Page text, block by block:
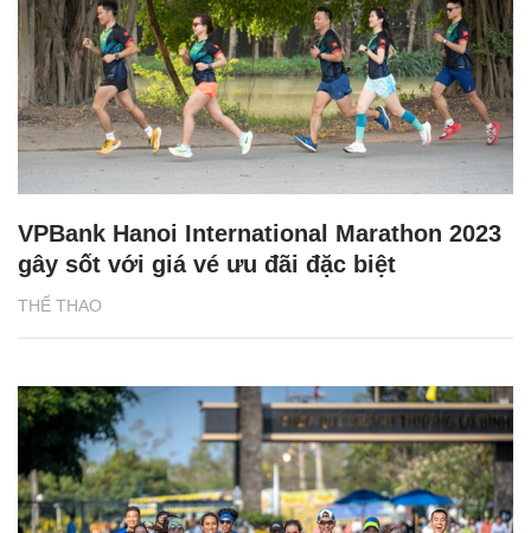
THỂ THAO
VPBank Hanoi International Marathon 2023
gây sốt với giá vé ưu đãi đặc biệt